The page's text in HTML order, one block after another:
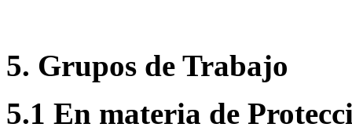
5. Grupos de Trabajo
5.1 En materia de